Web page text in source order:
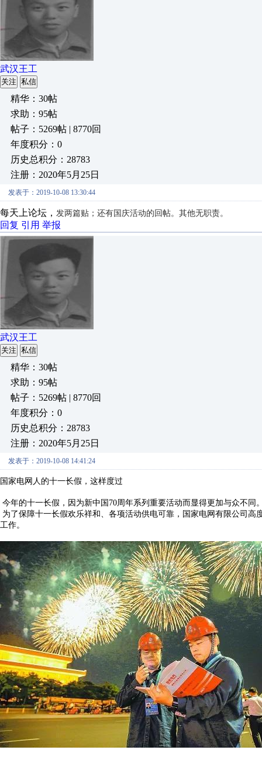
武汉王工
关注 私信
精华：30帖
求助：95帖
帖子：5269帖 | 8770回
年度积分：0
历史总积分：28783
注册：2020年5月25日
发表于：2019-10-08 13:30:44
每天上论坛， 发两篇贴； 还有国庆活动的回帖。其他无职责。
回复 引用 举报
武汉王工
关注 私信
精华：30帖
求助：95帖
帖子：5269帖 | 8770回
年度积分：0
历史总积分：28783
注册：2020年5月25日
发表于：2019-10-08 14:41:24
国家电网人的十一长假，这样度过
今年的十一长假，因为新中国 70周年系列重要活动而显得更加与众不
为了保障十一长假欢乐祥和、各项活动供电可靠，国家电网有限公司
工作。